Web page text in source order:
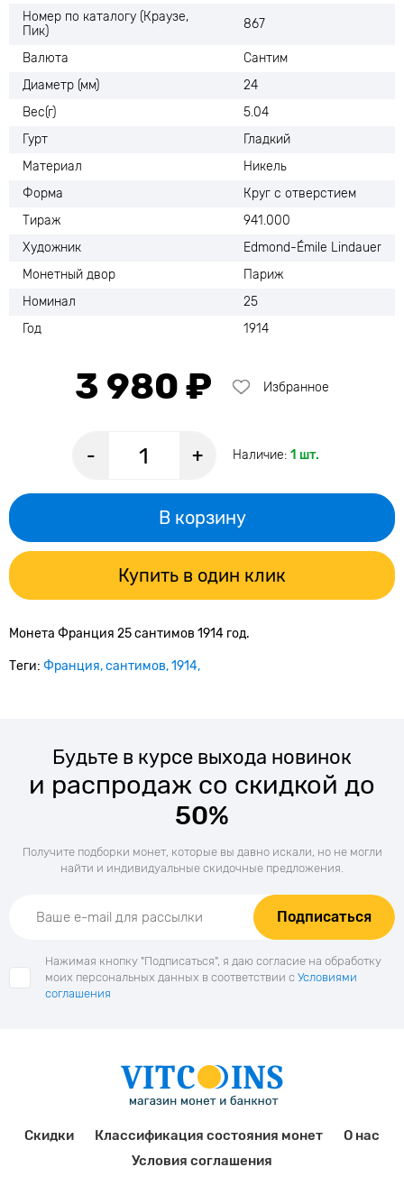
Номер по каталогу (Краузе,
Пик)
867
Валюта
Сантим
Диаметр (мм)
24
Вес(г)
5.04
Гурт
Гладкий
Материал
Никель
Форма
Круг с отверстием
Тираж
941.000
Художник
Edmond-Émile Lindauer
Монетный двор
Париж
Номинал
25
Год
1914
3 980 ₽ Избранное
- + Наличие: 1 шт.
В корзину
Купить в один клик
Монета Франция 25 сантимов 1914 год.
Теги: Франция сантимов 1914
Будьте в курсе выхода новинок
и распродаж со скидкой до
50%
Получите подборки монет, которые вы давно искали, но не могли
найти и индивидуальные скидочные предложения.
Подписаться
Нажимая кнопку "Подписаться", я даю согласие на обработку
моих персональных данных в соответствии с Условиями
соглашения
Скидки Классификация состояния монет
О нас
Условия соглашения